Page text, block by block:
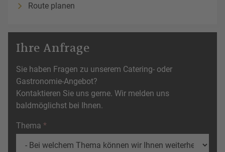
Route planen
Ihre Anfrage
Sie haben Fragen zu unserem Catering- oder
Gastronomie-Angebot?
Kontaktieren Sie uns gerne. Wir melden uns
baldmöglichst bei Ihnen.
Thema